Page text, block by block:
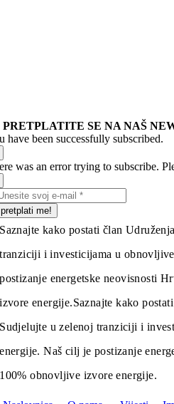
PRETPLATITE SE NA NAŠ
have been successfully subscribed.
was an error trying to subscribe.
pretplati me!
Saznajte kako postati član
tranziciji i investicijama u
postizanje energetske neovisnosti
izvore energije.Saznajte kako
Sudjelujte u zelenoj tranziciji i
energije. Naš cilj je postizanje
100% obnovljive izvore energije.